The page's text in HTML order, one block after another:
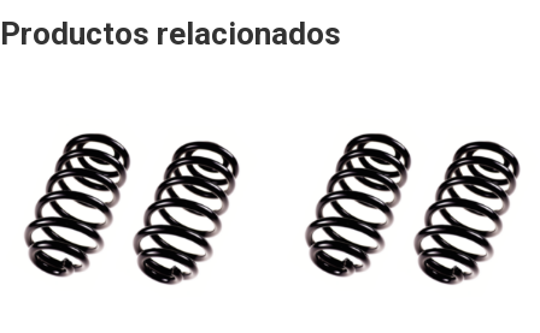
Productos relacionados